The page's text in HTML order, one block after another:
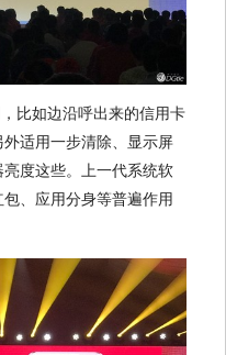
比如边沿呼出来的信用卡
适用一步清除、显示屏
度这些。上一代系统软
、应用分身等普遍作用